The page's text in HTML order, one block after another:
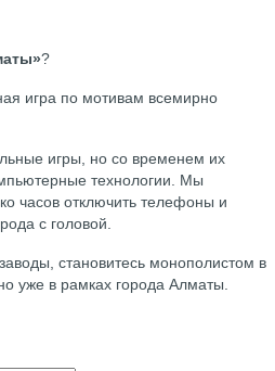
?
игра по мотивам всемирно
игры, но со временем их
технологии. Мы
часов отключить телефоны и
с головой.
становитесь монополистом в
уже в рамках города Алматы.